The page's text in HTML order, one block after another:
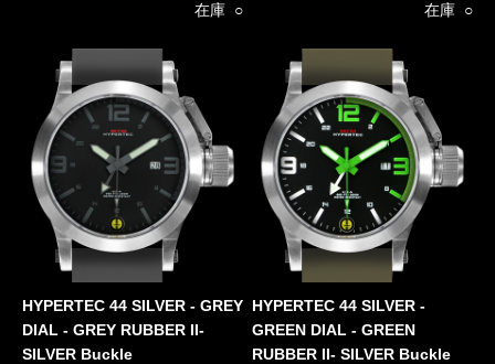
在庫 ○
在庫 ○
HYPERTEC 44 SILVER - GREY
DIAL - GREY RUBBER II-
SILVER Buckle
HYPERTEC 44 SILVER -
GREEN DIAL - GREEN
RUBBER II- SILVER Buckle